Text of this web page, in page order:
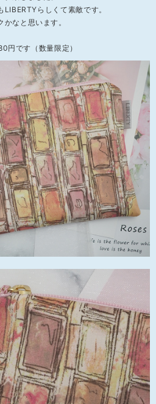
らしくて素敵です。
なと思います。
です（数量限定）